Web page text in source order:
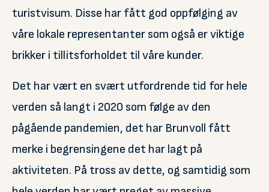
turistvisum. Disse har fått god oppfølging av
våre lokale representanter som også er viktige
brikker i tillitsforholdet til våre kunder.
Det har vært en svært utfordrende tid for hele
verden så langt i 2020 som følge av den
pågående pandemien, det har Brunvoll fått
merke i begrensingene det har lagt på
aktiviteten. På tross av dette, og samtidig som